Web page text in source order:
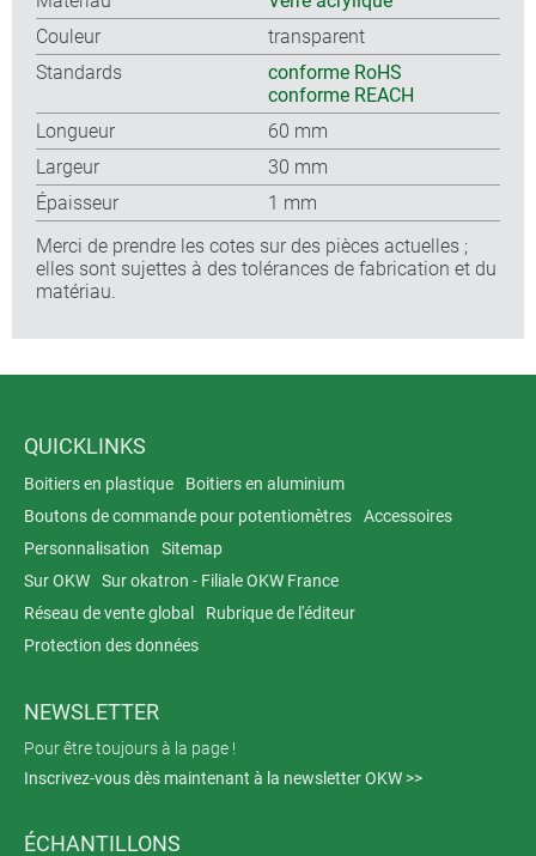
Couleur
transparent
Standards
conforme RoHS
conforme REACH
Longueur
60 mm
Largeur
30 mm
Épaisseur
1 mm
Merci de prendre les cotes sur des pièces actuelles ;
elles sont sujettes à des tolérances de fabrication et du
matériau.
QUICKLINKS
Boitiers en plastique
Boitiers en aluminium
Boutons de commande pour potentiomètres
Accessoires
Personnalisation
Sitemap
Sur OKW
Sur okatron - Filiale OKW France
Réseau de vente global
Rubrique de l'éditeur
Protection des données
NEWSLETTER
Pour être toujours à la page !
Inscrivez-vous dès maintenant à la newsletter OKW >>
ÉCHANTILLONS